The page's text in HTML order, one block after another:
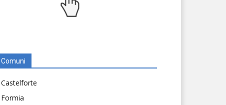
Comuni
Castelforte
Formia